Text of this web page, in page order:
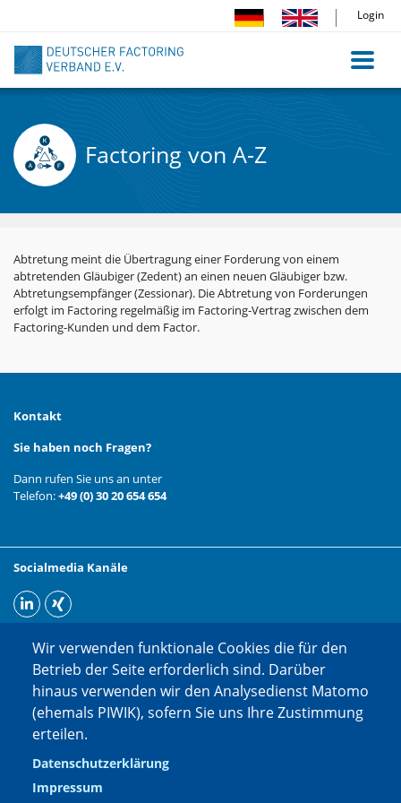
Inhalt
Login
Factoring von A-Z
Abtretung meint die Übertragung einer Forderung von einem
abtretenden Gläubiger (Zedent) an einen neuen Gläubiger bzw.
Abtretungsempfänger (Zessionar). Die Abtretung von Forderungen
erfolgt im Factoring regelmäßig im Factoring-Vertrag zwischen dem
Factoring-Kunden und dem Factor.
Kontakt
Sie haben noch Fragen?
Dann rufen Sie uns an unter
Telefon:+49 (0) 30 20 654 654
Socialmedia Kanäle
Wir verwenden funktionale Cookies die für den
Betrieb der Seite erforderlich sind. Darüber
hinaus verwenden wir den Analysedienst Matomo
(ehemals PIWIK), sofern Sie uns Ihre Zustimmung
erteilen.
Datenschutzerklärung
Impressum